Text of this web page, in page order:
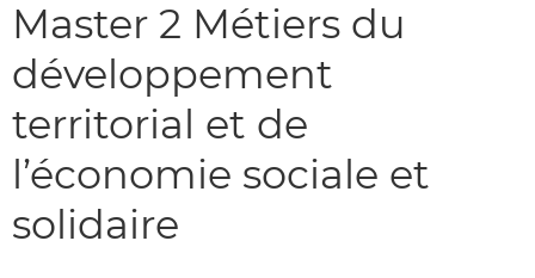
Master 2 Métiers du
développement
territorial et de
l’économie sociale et
solidaire